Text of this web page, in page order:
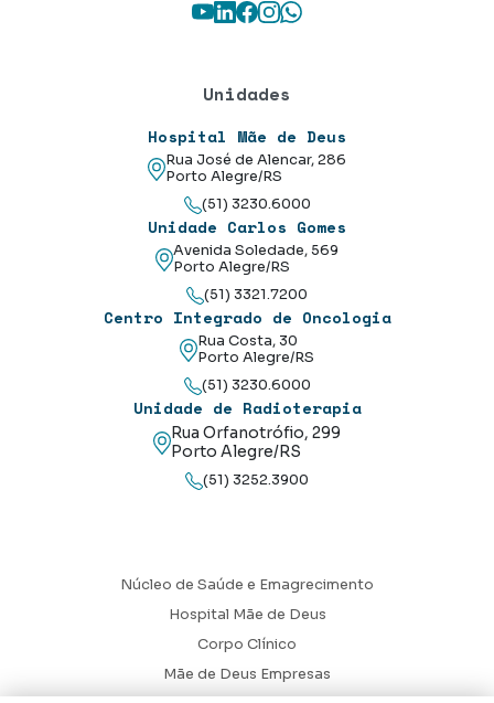
Youtube
LinkedIn
Facebook
Instagram
WhatsApp
Unidades
Hospital Mãe de Deus
Rua José de Alencar, 286
Porto Alegre/RS
(51) 3230.6000
Unidade Carlos Gomes
Avenida Soledade, 569
Porto Alegre/RS
(51) 3321.7200
Centro Integrado de Oncologia
Rua Costa, 30
Porto Alegre/RS
(51) 3230.6000
Unidade de Radioterapia
Rua Orfanotrófio, 299
Porto Alegre/RS
(51) 3252.3900
Núcleo de Saúde e Emagrecimento
Hospital Mãe de Deus
Corpo Clínico
Mãe de Deus Empresas